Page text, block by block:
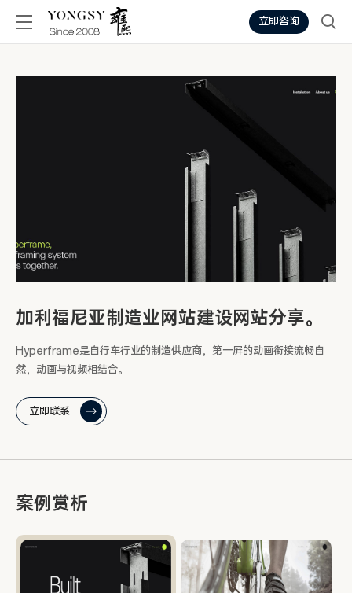
立即咨询
加利福尼亚制造业网站建设网站分享。
Hyperframe是自行车行业的制造供应商，第一屏的动画衔接流畅自
然，动画与视频相结合。
立即联系
案例赏析